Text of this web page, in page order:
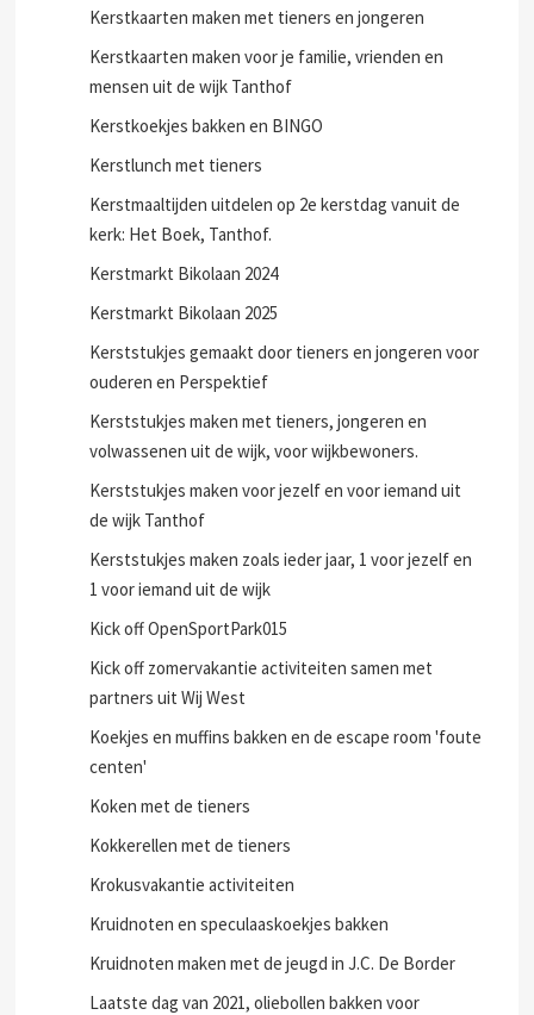
Kerstkaarten maken met tieners en jongeren
Kerstkaarten maken voor je familie, vrienden en
mensen uit de wijk Tanthof
Kerstkoekjes bakken en BINGO
Kerstlunch met tieners
Kerstmaaltijden uitdelen op 2e kerstdag vanuit de
kerk: Het Boek, Tanthof.
Kerstmarkt Bikolaan 2024
Kerstmarkt Bikolaan 2025
Kerststukjes gemaakt door tieners en jongeren voor
ouderen en Perspektief
Kerststukjes maken met tieners, jongeren en
volwassenen uit de wijk, voor wijkbewoners.
Kerststukjes maken voor jezelf en voor iemand uit
de wijk Tanthof
Kerststukjes maken zoals ieder jaar, 1 voor jezelf en
1 voor iemand uit de wijk
Kick off OpenSportPark015
Kick off zomervakantie activiteiten samen met
partners uit Wij West
Koekjes en muffins bakken en de escape room 'foute
centen'
Koken met de tieners
Kokkerellen met de tieners
Krokusvakantie activiteiten
Kruidnoten en speculaaskoekjes bakken
Kruidnoten maken met de jeugd in J.C. De Border
Laatste dag van 2021, oliebollen bakken voor